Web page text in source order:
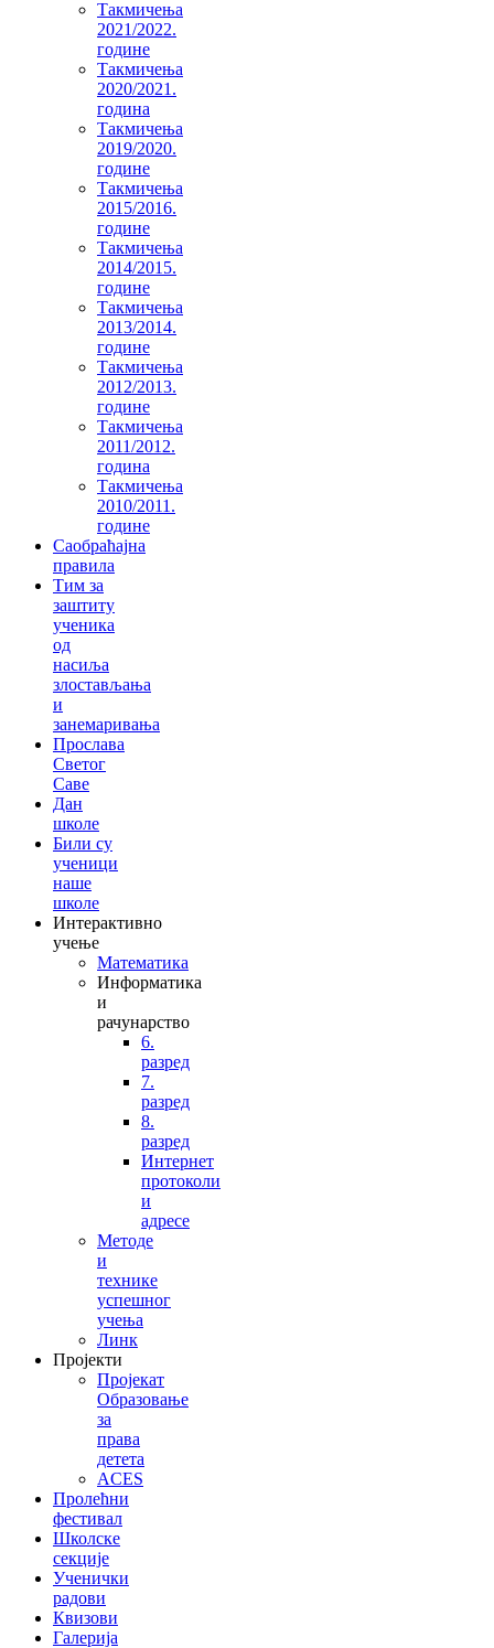
Такмичења
2021/2022.
године
Такмичења
2020/2021.
година
Такмичења
2019/2020.
године
Такмичења
2015/2016.
године
Такмичења
2014/2015.
године
Такмичења
2013/2014.
године
Такмичења
2012/2013.
године
Такмичења
2011/2012.
година
Такмичења
2010/2011.
године
Саобраћајна
правила
Тим за
заштиту
ученика
од
насиља
злостављања
и
занемаривања
Прослава
Светог
Саве
Дан
школе
Били су
ученици
наше
школе
Интерактивно
учење
Математика
Информатика
и
рачунарство
6.
разред
7.
разред
8.
разред
Интернет
протоколи
и
адресе
Методе
и
технике
успешног
учења
Линк
Пројекти
Пројекат
Образовање
за
права
детета
ACES
Пролећни
фестивал
Школске
секције
Ученички
радови
Квизови
Галерија